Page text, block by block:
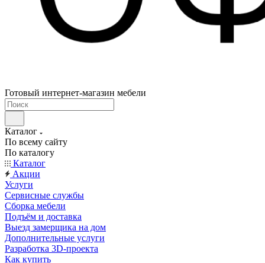
Готовый интернет-магазин мебели
Каталог
По всему сайту
По каталогу
Каталог
Акции
Услуги
Сервисные службы
Сборка мебели
Подъём и доставка
Выезд замерщика на дом
Дополнительные услуги
Разработка 3D-проекта
Как купить